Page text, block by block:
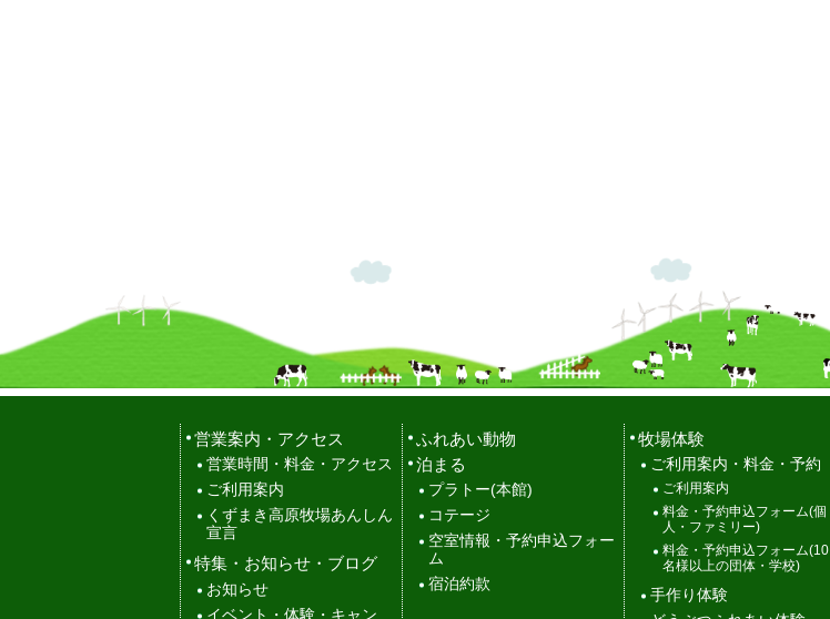
営業案内・アクセス
営業時間・料金・アクセス
ご利用案内
くずまき高原牧場あんしん
宣言
特集・お知らせ・ブログ
お知らせ
イベント・体験・キャン
ふれあい動物
泊まる
プラトー(本館)
コテージ
空室情報・予約申込フォー
ム
宿泊約款
牧場体験
ご利用案内・料金・予約
ご利用案内
料金・予約申込フォーム(個
人・ファミリー)
料金・予約申込フォーム(10
名様以上の団体・学校)
手作り体験